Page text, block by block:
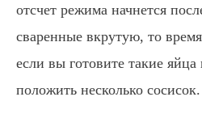
отсчет режима начнется
сваренные вкрутую, то
если вы готовите такие
положить несколько